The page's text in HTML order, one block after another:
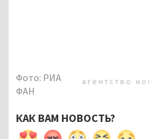
Фото: РИА
ФАН
КАК ВАМ НОВОСТЬ?